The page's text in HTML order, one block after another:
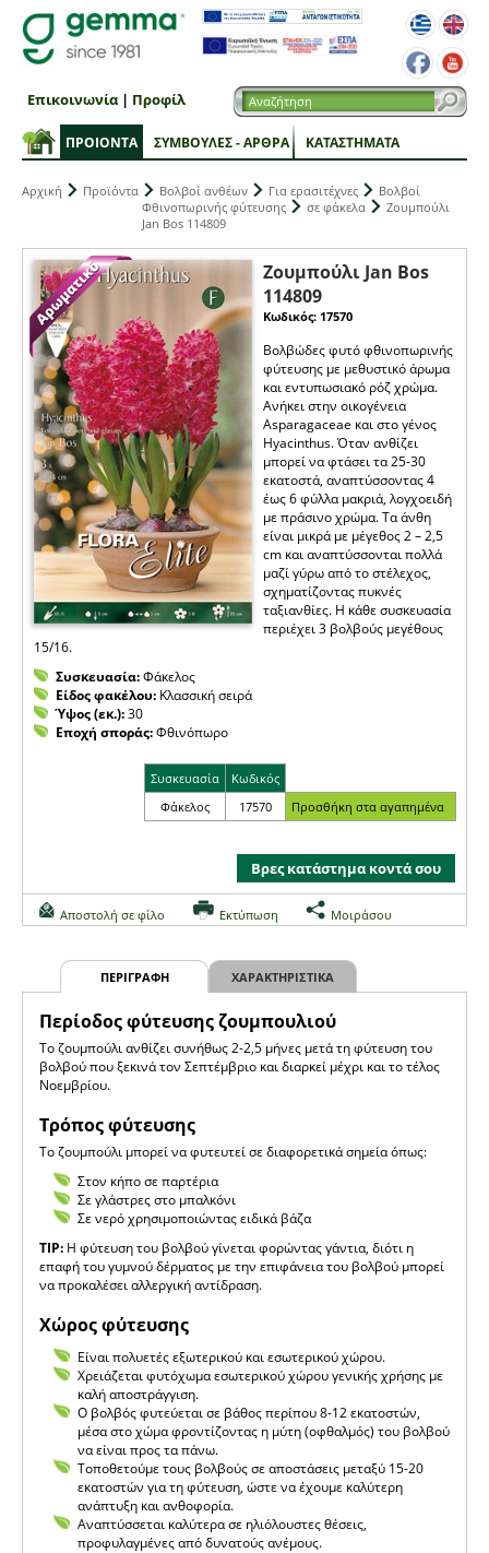
ΠΡΟΙΟΝΤΑ ΣΥΜΒΟΥΛΕΣ - ΑΡΘΡΑ ΚΑΤΑΣΤΗΜΑΤΑ
Επικοινωνία| Προφίλ
Αρχική Προϊόντα Βολβοί ανθέων Για ερασιτέχνες
Βολβοί
Φθινοπωρινής φύτευσης
σε φάκελα
Ζουμπούλι
Jan Bos 114809
Ζουμπούλι Jan Bos
114809
Κωδικός: 17570
Βολβώδες φυτό φθινοπωρινής
φύτευσης με μεθυστικό άρωμα
και εντυπωσιακό ρόζ χρώμα.
Ανήκει στην οικογένεια
Asparagaceae και στο γένος
Hyacinthus. Όταν ανθίζει
μπορεί να φτάσει τα 25-30
εκατοστά, αναπτύσσοντας 4
έως 6 φύλλα μακριά, λογχοειδή
με πράσινο χρώμα. Τα άνθη
είναι μικρά με μέγεθος 2 – 2,5
cm και αναπτύσσονται πολλά
μαζί γύρω από το στέλεχος,
σχηματίζοντας πυκνές
ταξιανθίες. Η κάθε συσκευασία
περιέχει 3 βολβούς μεγέθους
15/16.
Συσκευασία:Φάκελος
Είδος φακέλου: Κλασσική σειρά
Ύψος (εκ.):30
Εποχή σποράς:Φθινόπωρο
Συσκευασία
Κωδικός
Φάκελος
17570
Βρες κατάστημα κοντά σου
Αποστολή σε φίλο Εκτύπωση Μοιράσου
ΠΕΡΙΓΡΑΦΗ ΧΑΡΑΚΤΗΡΙΣΤΙΚΑ
Περίοδος φύτευσης ζουμπουλιού
Το ζουμπούλι ανθίζει συνήθως 2-2,5 μήνες μετά τη φύτευση του
βολβού που ξεκινά τον Σεπτέμβριο και διαρκεί μέχρι και το τέλος
Νοεμβρίου.
Τρόπος φύτευσης
Το ζουμπούλι μπορεί να φυτευτεί σε διαφορετικά σημεία όπως:
Στον κήπο σε παρτέρια
Σε γλάστρες στο μπαλκόνι
Σε νερό χρησιμοποιώντας ειδικά βάζα
TIP: Η φύτευση του βολβού γίνεται φορώντας γάντια, διότι η
επαφή του γυμνού δέρματος με την επιφάνεια του βολβού μπορεί
να προκαλέσει αλλεργική αντίδραση.
Χώρος φύτευσης
Είναι πολυετές εξωτερικού και εσωτερικού χώρου.
Χρειάζεται φυτόχωμα εσωτερικού χώρου γενικής χρήσης με
καλή αποστράγγιση.
Ο βολβός φυτεύεται σε βάθος περίπου 8-12 εκατοστών,
μέσα στο χώμα φροντίζοντας η μύτη (οφθαλμός) του βολβού
να είναι προς τα πάνω.
Τοποθετούμε τους βολβούς σε αποστάσεις μεταξύ 15-20
εκατοστών για τη φύτευση, ώστε να έχουμε καλύτερη
ανάπτυξη και ανθοφορία.
Αναπτύσσεται καλύτερα σε ηλιόλουστες θέσεις,
προφυλαγμένες από δυνατούς ανέμους.